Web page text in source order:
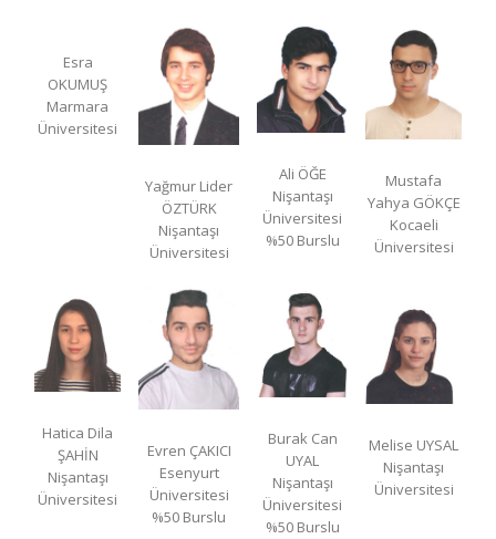
Esra
OKUMUŞ
Marmara
Üniversitesi
Yağmur Lider
ÖZTÜRK
Nişantaşı
Üniversitesi
Ali ÖĞE
Nişantaşı
Üniversitesi
%50 Burslu
Mustafa
Yahya GÖKÇE
Kocaeli
Üniversitesi
Hatica Dila
ŞAHİN
Nişantaşı
Üniversitesi
Evren ÇAKICI
Esenyurt
Üniversitesi
%50 Burslu
Burak Can
UYAL
Nişantaşı
Üniversitesi
%50 Burslu
Melise UYSAL
Nişantaşı
Üniversitesi